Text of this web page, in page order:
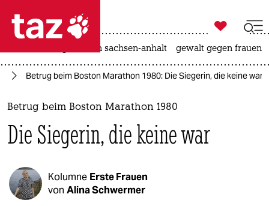
 taz zahl ich
taz zahl ich
themen
politik
öko
gesellschaft

taz zahl ich
landtagswahl in sachsen-anhalt gewalt gegen frauen
Betrug beim Boston Marathon 1980: Die Siegerin, die keine war
Betrug beim Boston Marathon 1980
Die Siegerin, die keine war
Kolumne Erste Frauen
von Alina Schwermer